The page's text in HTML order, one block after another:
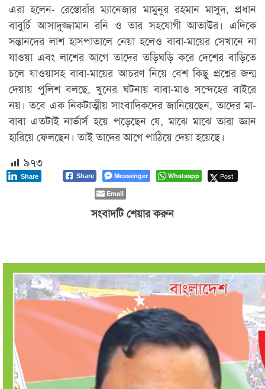
এরা হলেন- রেস্তোরাঁর ম্যানেজার মামুনুর রহমান মাসুদ, প্রধান
বাবুর্চি আসাদুজ্জামান রনি ও তার সহযোগী আতাউর। এদিকে
সন্তানদের লাশ হাসপাতালে নেয়া হলেও বাবা-মায়ের সেখানে না
যাওয়া এবং লাশের আগে তাদের তড়িঘড়ি করে দেশের বাড়িতে
চলে যাওয়াসহ বাবা-মায়ের আচরণ নিয়ে বেশ কিছু প্রশ্নের জন্ম
দেয়ায় পুলিশ বলছে, খুনের ঘটনায় বাবা-মাও সন্দেহের বাইরে
নয়। তবে এক নিকটাত্মীয় সাংবাদিকদের জানিয়েছেন, তাদের মা-
বাবা এতটাই নার্ভার্স হয়ে পড়েছেন যে, মাঝে মাঝে তারা জ্ঞান
হারিয়ে ফেলছেন। তাই তাদের আগে পাঠিয়ে দেয়া হয়েছে।
৯৭৩
Share Messenger Whatsapp Post
Share
Email
সংবাদটি শেয়ার করুন